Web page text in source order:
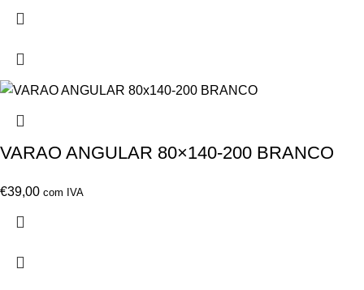
VARAO ANGULAR 80×140-200 BRANCO
€39,00 com IVA